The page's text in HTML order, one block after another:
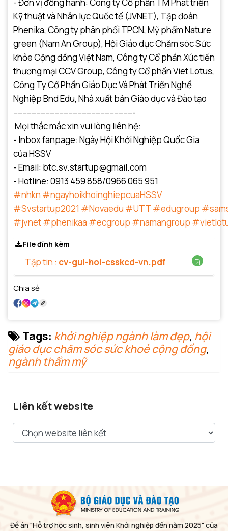
- Đơn vị đồng hành: Công ty Cổ phần TM Phát triển
Kỹ thuật và Nhân lực Quốc tế (JVNET), Tập đoàn
Phenika, Công ty phân phối TPCN, Mỹ phẩm Nature
green (Nam An Group), Hội Giáo dục Chăm sóc Sức
khỏe Cộng đồng Việt Nam, Công ty Cổ phần Xúc tiến
thương mại CCV Group, Công ty Cổ phần Viet Lotus,
Công Ty Cổ Phần Giáo Dục Và Phát Triển Nghề
Nghiệp Bnd Edu, Nhà xuất bản Giáo dục và Đào tạo
-----------------------------------------------------
Mọi thắc mắc xin vui lòng liên hệ:
- Inbox fanpage: Ngày Hội Khởi Nghiệp Quốc Gia
của HSSV
- Email: btc.sv.startup@gmail.com
- Hotline: 0913 459 858/0966 065 951
#nhkn #ngayhoikhoinghiepcuaHSSV
#Svstartup2021 #Novaedu #UTT#edugroup
#jvnet#phenikaa #ecgroup #namangroup
File đính kèm
Tập tin : cv-gui-hoi-csskcd-vn.pdf
Chia sẻ
Tags: khởi nghiệp ngành làm đẹp, hội
giáo dục chăm sóc sức khoẻ cộng đồng,
ngành thẩm mỹ
Liên kết website
Đề án "Hỗ trợ học sinh, sinh viên Khởi nghiệp đến năm 2025" của